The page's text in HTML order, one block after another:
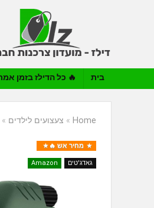
בית 🔥 כל הדילז בזמן
Home
» צעצועים לילדים »
מחיר אש 🔥
גאדג'טים Amazon